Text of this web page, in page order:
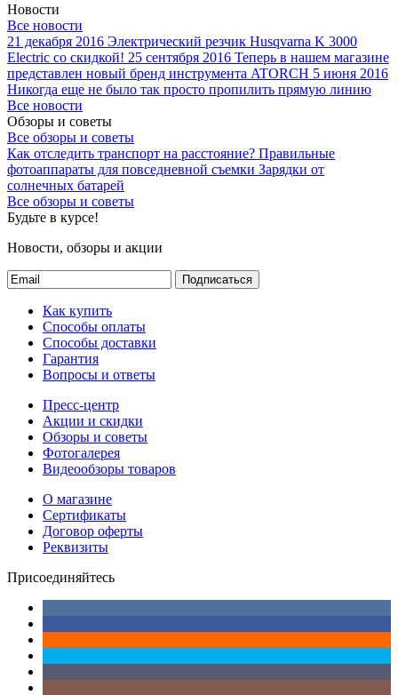
Новости
Все новости
21 декабря 2016 Электрический резчик Husqvarna K 3000
Electric со скидкой! 25 сентября 2016 Теперь в нашем магазине
представлен новый бренд инструмента ATORCH 5 июня 2016
Никогда еще не было так просто пропилить прямую линию
Все новости
Обзоры и советы
Все обзоры и советы
Как отследить транспорт на расстояние? Правильные
фотоаппараты для повседневной съемки Зарядки от
солнечных батарей
Все обзоры и советы
Будьте в курсе!
Новости, обзоры и акции
Подписаться
Как купить
Способы оплаты
Способы доставки
Гарантия
Вопросы и ответы
Пресс-центр
Акции и скидки
Обзоры и советы
Фотогалерея
Видеообзоры товаров
О магазине
Сертификаты
Договор оферты
Реквизиты
Присоединяйтесь